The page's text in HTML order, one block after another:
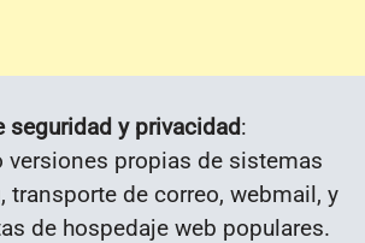
seguridad y privacidad:
versiones propias de sistemas
transporte de correo, webmail, y
de hospedaje web populares.